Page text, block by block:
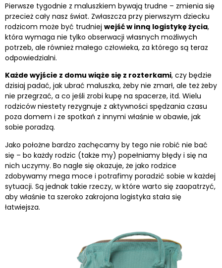
Pierwsze tygodnie z maluszkiem bywają trudne – zmienia się
przecież cały nasz świat. Zwłaszcza przy pierwszym dziecku
rodzicom może być trudniej wejść w inną logistykę życia,
która wymaga nie tylko obserwacji własnych możliwych
potrzeb, ale również małego człowieka, za którego są teraz
odpowiedzialni.
Każde wyjście z domu wiąże się z rozterkami, czy będzie
dzisiaj padać, jak ubrać maluszka, żeby nie zmarł, ale też żeby
nie przegrzać, a co jeśli zrobi kupę na spacerze, itd. Wielu
rodziców niestety rezygnuje z aktywności spędzania czasu
poza domem i ze spotkań z innymi właśnie w obawie, jak
sobie poradzą.
Jako położne bardzo zachęcamy by tego nie robić nie bać
się – bo każdy rodzic (także my) popełniamy błędy i się na
nich uczymy. Bo nagle się okazuje, że jako rodzice
zdobywamy mega moce i potrafimy poradzić sobie w każdej
sytuacji. Są jednak takie rzeczy, w które warto się zaopatrzyć,
aby właśnie ta szeroko zakrojona logistyka stała się
łatwiejsza.